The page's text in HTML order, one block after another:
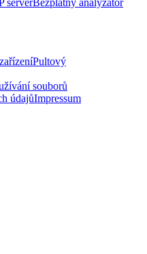
serverBezplatný analyzátor
Pultový
souborů
údajůImpressum